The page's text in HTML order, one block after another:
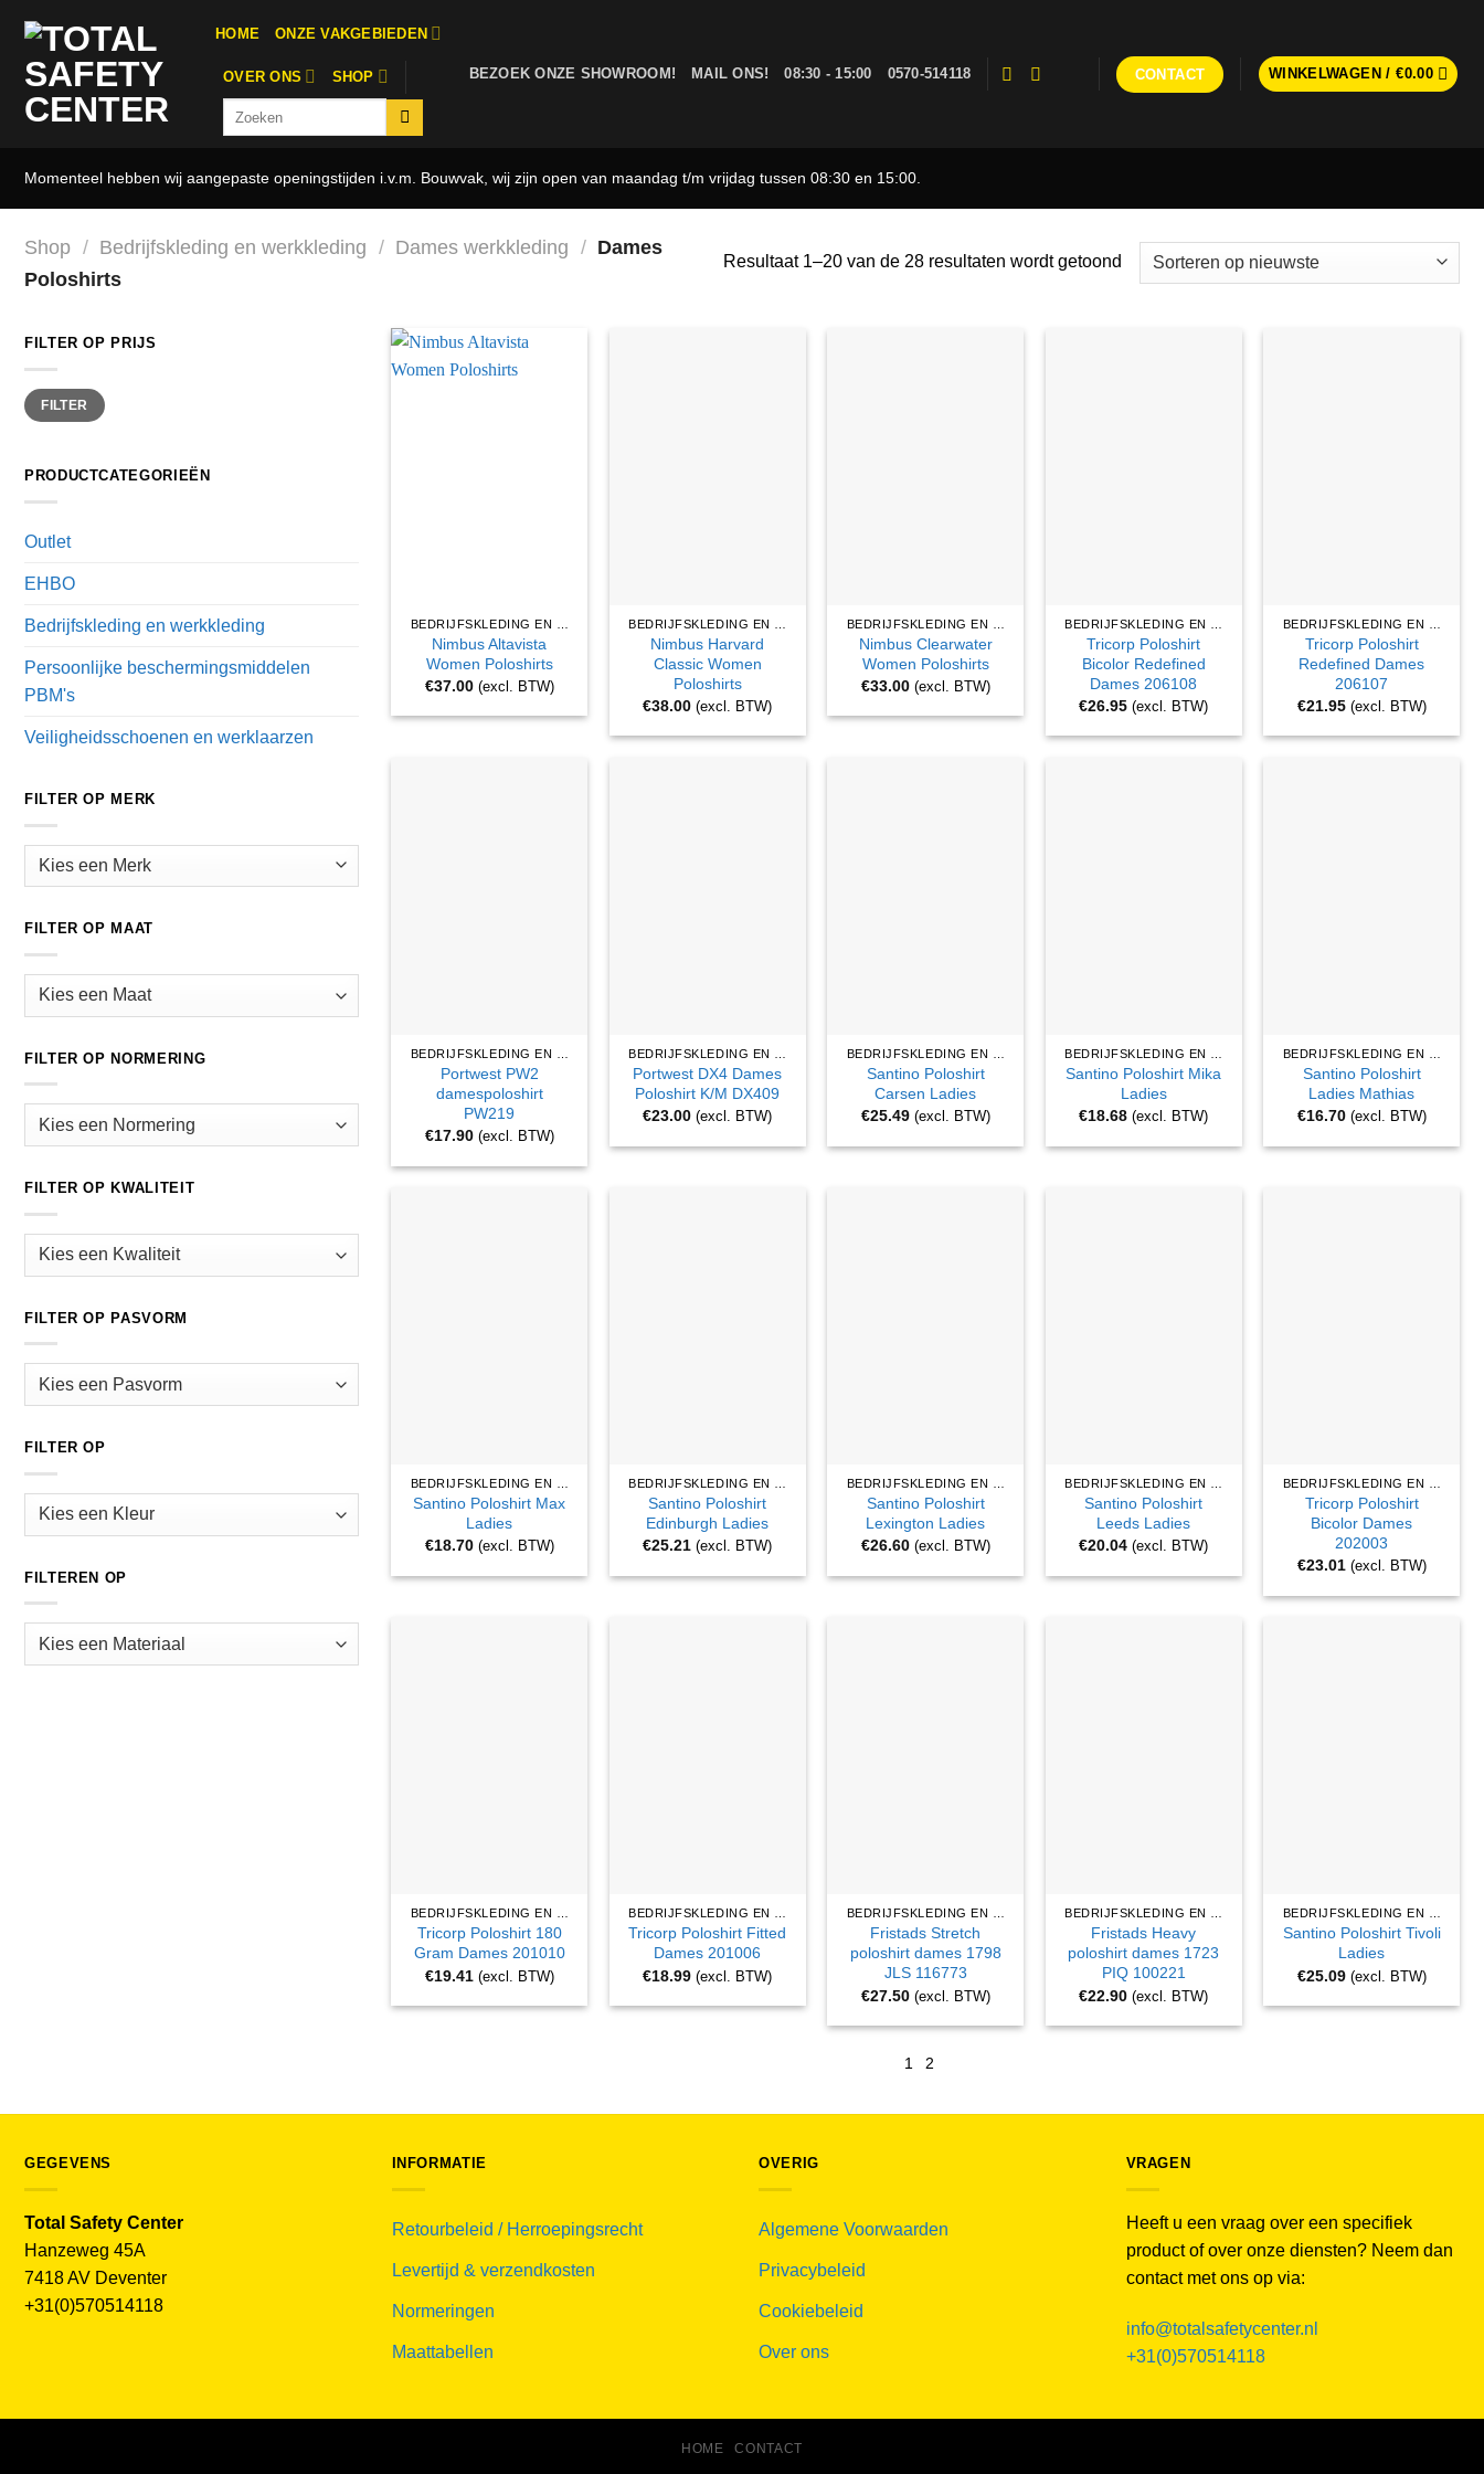
naar
inhoud
HOME ONZE VAKGEBIEDEN
OVER ONS SHOP BEZOEK ONZE SHOWROOM! MAIL ONS! 08:30 - 15:00 0570-514118 CONTACT WINKELWAGEN /€0.00
Momenteel hebben wij aangepaste openingstijden i.v.m. Bouwvak, wij zijn open van maandag t/m vrijdag tussen 08:30 en 15:00.
Shop / Bedrijfskleding en werkkleding / Dames werkkleding / Dames
Poloshirts
Resultaat 1–20 van de 28 resultaten wordt getoondGesorteerd
op
FILTER OP PRIJS
Min.
prijs
Max.
prijsFILTER
PRODUCTCATEGORIEËN
Outlet
EHBO
Bedrijfskleding en werkkleding
Persoonlijke beschermingsmiddelen
PBM's
Veiligheidsschoenen en werklaarzen
FILTER OP MERK
FILTER OP MAAT
FILTER OP NORMERING
FILTER OP KWALITEIT
FILTER OP PASVORM
FILTER OP
FILTEREN OP
Nimbus Altavista
Women Poloshirts
€37.00 (excl. BTW)
Nimbus Harvard
Classic Women
Poloshirts
€38.00 (excl. BTW)
Nimbus Clearwater
Women Poloshirts
€33.00 (excl. BTW)
Tricorp Poloshirt
Bicolor Redefined
Dames 206108
€26.95 (excl. BTW)
Tricorp Poloshirt
Redefined Dames
206107
€21.95 (excl. BTW)
Portwest PW2
damespoloshirt
PW219
€17.90 (excl. BTW)
Portwest DX4 Dames
Poloshirt K/M DX409
€23.00 (excl. BTW)
Santino Poloshirt
Carsen Ladies
€25.49 (excl. BTW)
Santino Poloshirt Mika
Ladies
€18.68 (excl. BTW)
Santino Poloshirt
Ladies Mathias
€16.70 (excl. BTW)
Santino Poloshirt Max
Ladies
€18.70 (excl. BTW)
Santino Poloshirt
Edinburgh Ladies
€25.21 (excl. BTW)
Santino Poloshirt
Lexington Ladies
€26.60 (excl. BTW)
Santino Poloshirt
Leeds Ladies
€20.04 (excl. BTW)
Tricorp Poloshirt
Bicolor Dames
202003
€23.01 (excl. BTW)
Tricorp Poloshirt 180
Gram Dames 201010
€19.41 (excl. BTW)
Tricorp Poloshirt Fitted
Dames 201006
€18.99 (excl. BTW)
Fristads Stretch
poloshirt dames 1798
JLS 116773
€27.50 (excl. BTW)
Fristads Heavy
poloshirt dames 1723
PIQ 100221
€22.90 (excl. BTW)
Santino Poloshirt Tivoli
Ladies
€25.09 (excl. BTW)
1 2
GEGEVENS
Total Safety Center
Hanzeweg 45A
7418 AV Deventer
+31(0)570514118
INFORMATIE
Retourbeleid / Herroepingsrecht
Levertijd & verzendkosten
Normeringen
Maattabellen
OVERIG
Algemene Voorwaarden
Privacybeleid
Cookiebeleid
Over ons
VRAGEN
Heeft u een vraag over een specifiek
product of over onze diensten? Neem dan
contact met ons op via:
info@totalsafetycenter.nl
+31(0)570514118
HOME CONTACT